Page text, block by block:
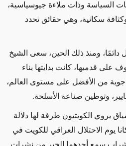
السياسة وذات ملاءة جيوسياسية،
سكانية، وهي حقائق تحدد
دائمًا، ومنذ ذلك الحين، سعى الشيخ
على قدميها، كانت بدايتها بناء
من الأفضل على مستوى العالم،
وتوطين صناعة الأسلحة.
يروي الكويتيون طرفة لها دلالة
يوم الاحتلال العراقي للكويت في
سمع أحدهما الخبر من نشرات